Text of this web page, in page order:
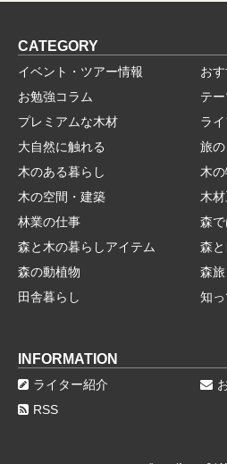
CATEGORY
イベント・ツアー情報
お
お勉強コラム
テ
プレミアムな木材
ラ
大自然に触れる
旅の
木のある暮らし
木
木の空間・建築
木
林業の仕事
森
森と木の暮らしアイテム
森
森の動植物
森旅
田舎暮らし
知
INFORMATION
ライター紹介
RSS